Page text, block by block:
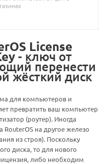
License
- ключ от
перенести
жёсткий диск
для компьютеров и
превратить ваш компьютер
(роутер). Иногда
RouterOS на другое железо
из строя). Поскольку
диска, то для нового
либо необходим